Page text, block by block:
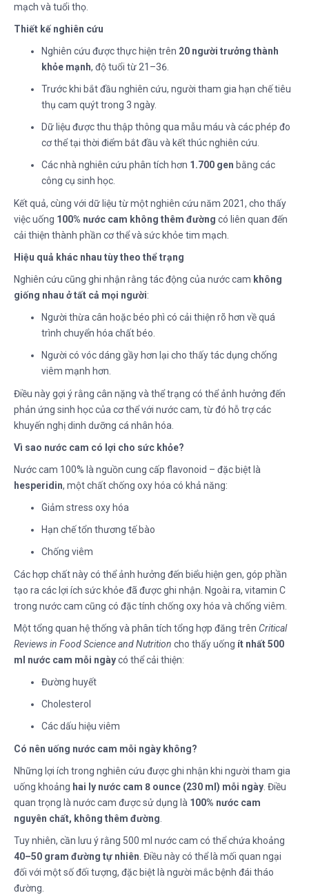
mạch và tuổi thọ.
Thiết kế nghiên cứu
Nghiên cứu được thực hiện trên 20 người trưởng thành
khỏe mạnh, độ tuổi từ 21–36.
Trước khi bắt đầu nghiên cứu, người tham gia hạn chế tiêu
thụ cam quýt trong 3 ngày.
Dữ liệu được thu thập thông qua mẫu máu và các phép đo
cơ thể tại thời điểm bắt đầu và kết thúc nghiên cứu.
Các nhà nghiên cứu phân tích hơn 1.700 gen bằng các
công cụ sinh học.
Kết quả, cùng với dữ liệu từ một nghiên cứu năm 2021, cho thấy
việc uống 100% nước cam không thêm đường có liên quan đến
cải thiện thành phần cơ thể và sức khỏe tim mạch.
Hiệu quả khác nhau tùy theo thể trạng
Nghiên cứu cũng ghi nhận rằng tác động của nước cam không
giống nhau ở tất cả mọi người:
Người thừa cân hoặc béo phì có cải thiện rõ hơn về quá
trình chuyển hóa chất béo.
Người có vóc dáng gầy hơn lại cho thấy tác dụng chống
viêm mạnh hơn.
Điều này gợi ý rằng cân nặng và thể trạng có thể ảnh hưởng đến
phản ứng sinh học của cơ thể với nước cam, từ đó hỗ trợ các
khuyến nghị dinh dưỡng cá nhân hóa.
Vì sao nước cam có lợi cho sức khỏe?
Nước cam 100% là nguồn cung cấp flavonoid – đặc biệt là
hesperidin, một chất chống oxy hóa có khả năng:
Giảm stress oxy hóa
Hạn chế tổn thương tế bào
Chống viêm
Các hợp chất này có thể ảnh hưởng đến biểu hiện gen, góp phần
tạo ra các lợi ích sức khỏe đã được ghi nhận. Ngoài ra, vitamin C
trong nước cam cũng có đặc tính chống oxy hóa và chống viêm.
Một tổng quan hệ thống và phân tích tổng hợp đăng trên Critical
Reviews in Food Science and Nutrition cho thấy uống ít nhất 500
ml nước cam mỗi ngàycó thể cải thiện:
Đường huyết
Cholesterol
Các dấu hiệu viêm
Có nên uống nước cam mỗi ngày không?
Những lợi ích trong nghiên cứu được ghi nhận khi người tham gia
uống khoảng hai ly nước cam 8 ounce (230 ml) mỗi ngày . Điều
quan trọng là nước cam được sử dụng là 100% nước cam
nguyên chất, không thêm đường
Tuy nhiên, cần lưu ý rằng 500 ml nước cam có thể chứa khoảng
40–50 gram đường tự nhiên . Điều này có thể là mối quan ngại
đối với một số đối tượng, đặc biệt là người mắc bệnh đái tháo
đường.